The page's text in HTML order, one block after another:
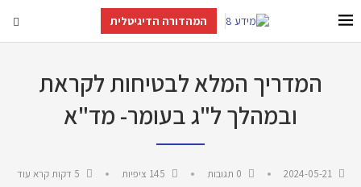
המהדורה הדיגיטלית
המדריך המלא לבטיחות לקראת
ובמהלך ל"ג בעומר- מד"א
2024-05-21
145 ציפיות